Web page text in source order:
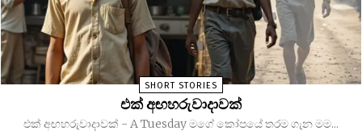
SHORT STORIES
එක් අඟහරුවාදාවක්
එක් අඟහරුවාදාවක් - A Tuesday මගේ කෝපයේ තරම ගැන මම...